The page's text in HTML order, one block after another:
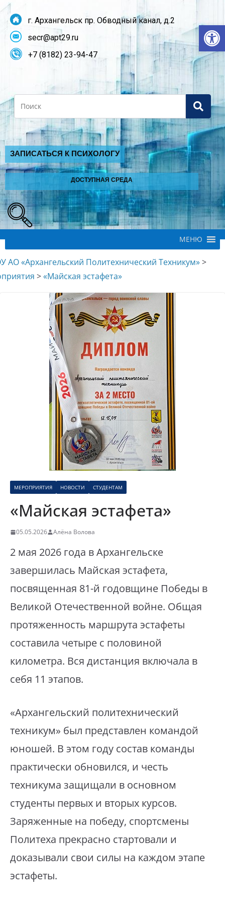
г. Архангельск пр. Обводный канал, д.2
secr@apt29.ru
+7 (8182) 23-94-47
Search
ЗАПИСАТЬСЯ К ПСИХОЛОГУ
ДОСТУПНАЯ СРЕДА
МЕНЮ
АО «Архангельский Политехнический Техникум»>
>«Майская эстафета»
МЕРОПРИЯТИЯ НОВОСТИ СТУДЕНТАМ
«Майская эстафета»
05.05.2026 Алёна Волова
2 мая 2026 года в Архангельске
завершилась Майская эстафета,
посвященная 81-й годовщине Победы в
Великой Отечественной войне. Общая
протяженность маршрута эстафеты
составила четыре с половиной
километра. Вся дистанция включала в
себя 11 этапов.
«Архангельский политехнический
техникум» был представлен командой
юношей. В этом году состав команды
практически обновился, и честь
техникума защищали в основном
студенты первых и вторых курсов.
Заряженные на победу, спортсмены
Политеха прекрасно стартовали и
доказывали свои силы на каждом этапе
эстафеты.